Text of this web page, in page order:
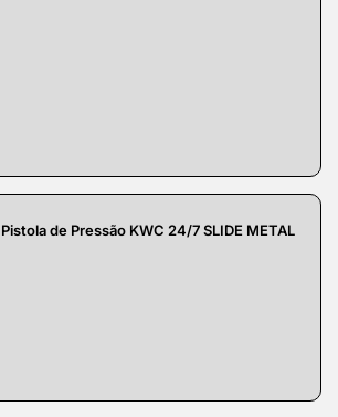
Pistola de Pressão KWC 24/7 SLIDE METAL